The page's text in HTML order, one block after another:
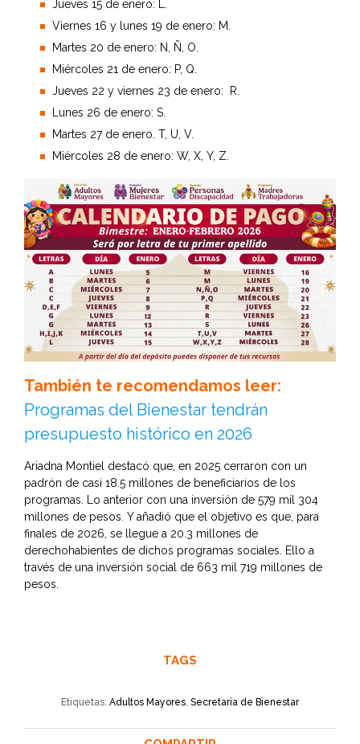
Jueves 15 de enero: L.
Viernes 16 y lunes 19 de enero: M.
Martes 20 de enero: N, Ñ, O.
Miércoles 21 de enero: P, Q.
Jueves 22 y viernes 23 de enero: R.
Lunes 26 de enero: S.
Martes 27 de enero. T, U, V.
Miércoles 28 de enero: W, X, Y, Z.
También te recomendamos leer:
Programas del Bienestar tendrán
presupuesto histórico en 2026
Ariadna Montiel destacó que, en 2025 cerraron con un
padrón de casi 18.5 millones de beneficiarios de los
programas. Lo anterior con una inversión de 579 mil 304
millones de pesos. Y añadió que el objetivo es que, para
finales de 2026, se llegue a 20.3 millones de
derechohabientes de dichos programas sociales. Ello a
través de una inversión social de 663 mil 719 millones de
pesos.
TAGS
Etiquetas: Adultos Mayores, Secretaría de Bienestar